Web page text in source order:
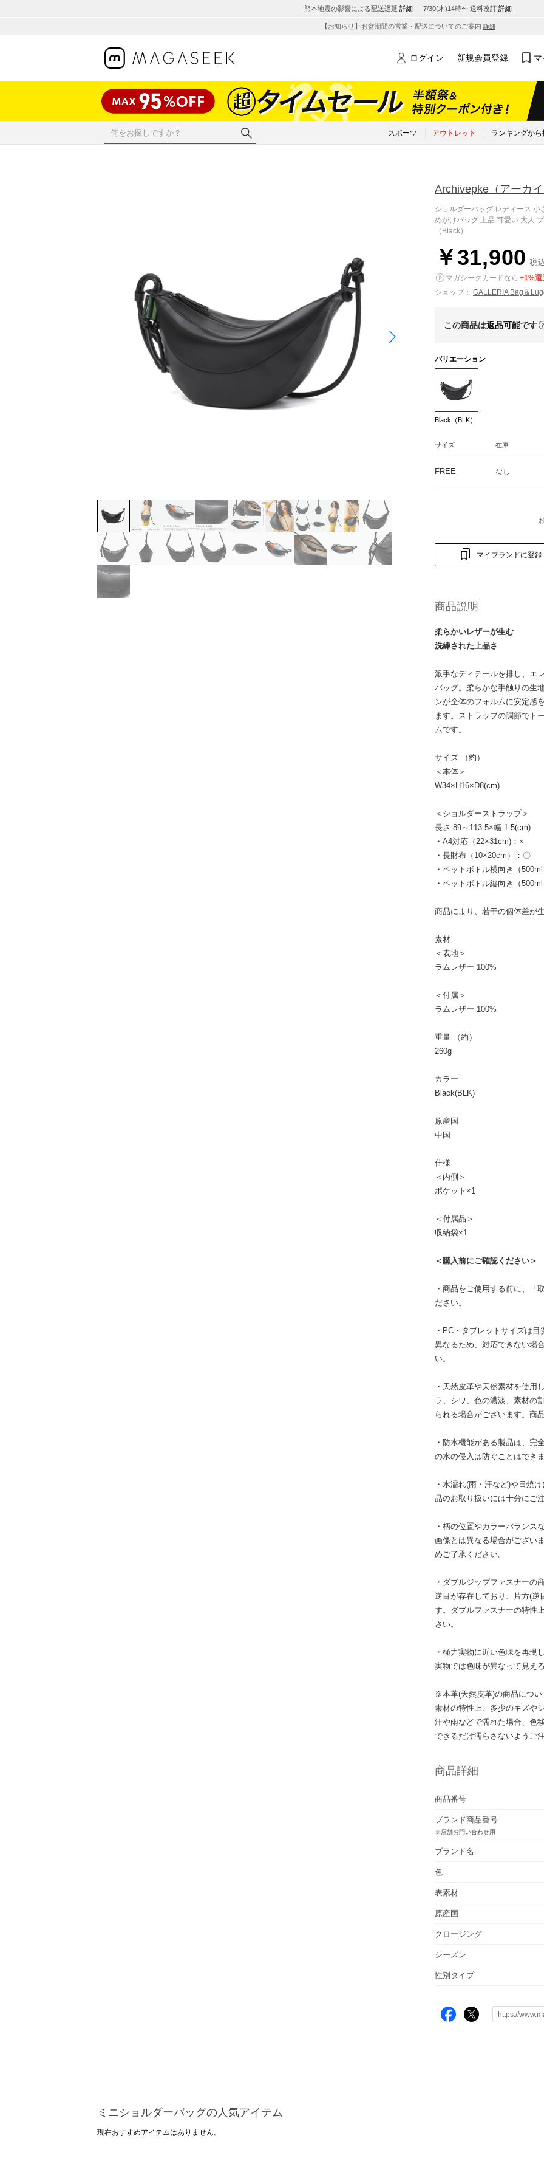
熊本地震の影響による配送遅延 詳細 ｜ 7/30(木)14時〜 送料改訂 詳細
【お知らせ】お盆期間の営業・配送についてのご案内 詳細
ログイン 新規会員登録
スポーツ アウトレット ランキングから
Archivepke （アーカ
ショルダーバッグ レディース
めがけバッグ 上品 可愛い 大人
（Black）
￥31,900 税
マガシークカードなら +1%還
ショップ： GALLERIA Bag＆
この商品は返品可能です
バリエーション
Black（BLK）
サイズ 在庫
FREE なし
マイブランドに登録
商品説明
柔らかいレザーが生む
洗練された上品さ
派手なディテールを排し、エ
バッグ。柔らかな手触りの生
ンが全体のフォルムに安定感
ます。ストラップの調節でト
ムです。
サイズ （約）
＜本体＞
W34×H16×D8(cm)
＜ショルダーストラップ＞
長さ 89～113.5×幅 1.5(cm)
・A4対応（22×31cm)：×
・長財布（10×20cm）：〇
・ペットボトル横向き（
・ペットボトル縦向き（
商品により、若干の個体差が生
素材
＜表地＞
ラムレザー 100%
＜付属＞
ラムレザー 100%
重量 （約）
260g
カラー
Black(BLK)
原産国
中国
仕様
＜内側＞
ポケット×1
＜付属品＞
収納袋×1
＜購入前にご確認ください＞
・商品をご使用する前に、「
ださい。
・PC・タブレットサイズは
異なるため、対応できない場
い。
・天然皮革や天然素材を使用
ラ、シワ、色の濃淡、素材の
られる場合がございます。商
・防水機能がある製品は、完
の水の侵入は防ぐことはでき
・水濡れ(雨・汗など)や日焼
品のお取り扱いには十分にご
・柄の位置やカラーバランス
画像とは異なる場合がござい
めご了承ください。
・ダブルジップファスナーの
逆目が存在しており、片方(逆
す。ダブルファスナーの特性
さい。
・極力実物に近い色味を再現
実物では色味が異なって見え
※本革(天然皮革)の商品につい
素材の特性上、多少のキズや
汗や雨などで濡れた場合、色
できるだけ濡らさないようご
商品詳細
商品番号
ブランド商品番号
※店舗お問い合わせ用
ブランド名
色
表素材
原産国
クロージング
シーズン
性別タイプ
ミニショルダーバッグの人気アイテム
現在おすすめアイテムはありません。